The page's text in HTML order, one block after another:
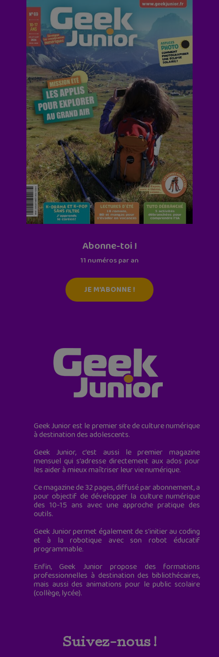
Abonne-toi !
11 numéros par an
JE M'ABONNE !
Geek Junior est le premier site de culture numérique
à destination des adolescents.
Geek Junior, c’est aussi le premier magazine
mensuel qui s’adresse directement aux ados pour
les aider à mieux maîtriser leur vie numérique.
Ce magazine de 32 pages, diffusé par abonnement, a
pour objectif de développer la culture numérique
des 10-15 ans avec une approche pratique des
outils.
Geek Junior permet également de s'initier au coding
et à la robotique avec son robot éducatif
programmable.
Enfin, Geek Junior propose des formations
professionnelles à destination des bibliothécaires,
mais aussi des animations pour le public scolaire
(collège, lycée).
Suivez-nous !